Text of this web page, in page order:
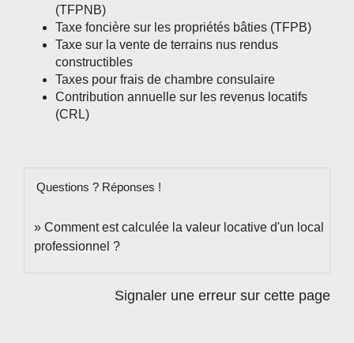
(TFPNB)
Taxe foncière sur les propriétés bâties (TFPB)
Taxe sur la vente de terrains nus rendus
constructibles
Taxes pour frais de chambre consulaire
Contribution annuelle sur les revenus locatifs
(CRL)
Questions ? Réponses !
Comment est calculée la valeur locative d'un local
professionnel ?
Signaler une erreur sur cette page